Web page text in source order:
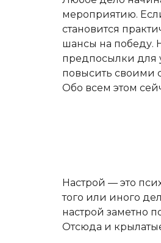
мероприятию.
становится
шансы на победу.
предпосылки для
повысить своими
Обо всем этом
Настрой — это
того или иного
настрой заметно
Отсюда и